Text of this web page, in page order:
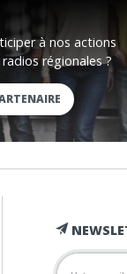
à nos actions
régionales ?